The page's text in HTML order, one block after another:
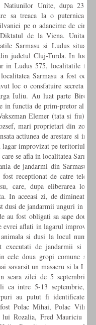
Natiunilor Unite, dupa 23
sa treaca la o puternica
pe o adancime de circa
de la Viena. Unitati
Sarmasu si Ludus situate
judetul Cluj-Turda. In
in Ludus 575, localitatile
Sarmasu a fost
loc o consfatuire secreta
Iuliu. Au luat parte Biro
in functia de prim-pretor al
Elemer (tata si fiu),
mari proprietari din zona
actiunea de arestare si
lagar improvizat pe teritoriul
se afla in localitatea
de jandarmi din Sarmasu
receptionat de catre
care, dupa eliberarea
In aceeasi zi, de dimineata
dusi de jandarmii unguri in
au fost obligati sa sape doua
evrei aflati in lagarul
si dusi la locul numit
executati de jandarmii si
doua gropi comune
savarsit un masacru si la
seara zilei de 5 septembrie
ca intre 5-13 septembrie,
au putut fi identificate
Polac Mihai, Polac
Rozalia, Fred Mauriciu si